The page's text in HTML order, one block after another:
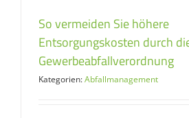
So vermeiden Sie höhere
Entsorgungskosten durch
Gewerbeabfallverordnung
Kategorien:Abfallmanagement